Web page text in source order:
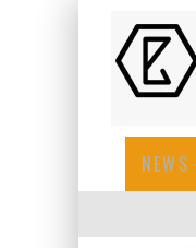
NEWS